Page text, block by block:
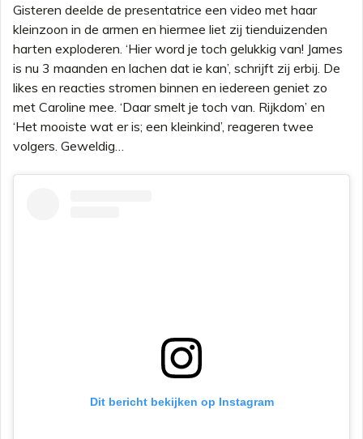
Gisteren deelde de presentatrice een video met haar
kleinzoon in de armen en hiermee liet zij tienduizenden
harten exploderen. ‘Hier word je toch gelukkig van! James
is nu 3 maanden en lachen dat ie kan’, schrijft zij erbij. De
likes en reacties stromen binnen en iedereen geniet zo
met Caroline mee. ‘Daar smelt je toch van. Rijkdom’ en
‘Het mooiste wat er is; een kleinkind’, reageren twee
volgers. Geweldig…
Dit bericht bekijken op Instagram